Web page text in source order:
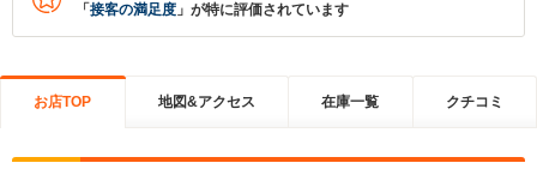
「 接客の満足度 」が特に評価されています
お店TOP 地図&アクセス 在庫一覧 クチコミ